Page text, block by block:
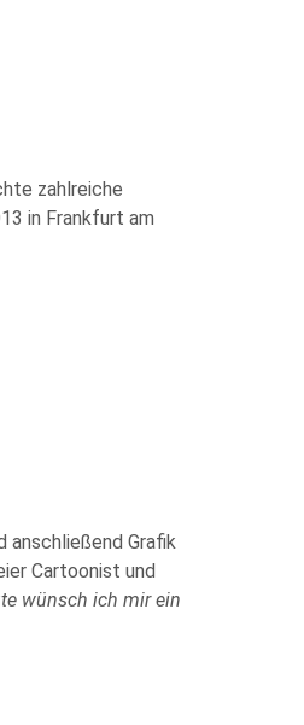
zahlreiche
in Frankfurt am
anschließend Grafik
Cartoonist und
wünsch ich mir ein